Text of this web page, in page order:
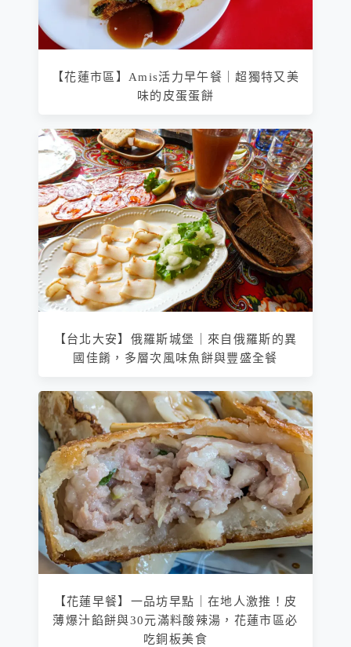
【花蓮市區】Amis活力早午餐｜超獨特又美
味的皮蛋蛋餅
【台北大安】俄羅斯城堡｜來自俄羅斯的異
國佳餚，多層次風味魚餅與豐盛全餐
【花蓮早餐】一品坊早點｜在地人激推！皮
薄爆汁餡餅與30元滿料酸辣湯，花蓮市區必
吃銅板美食